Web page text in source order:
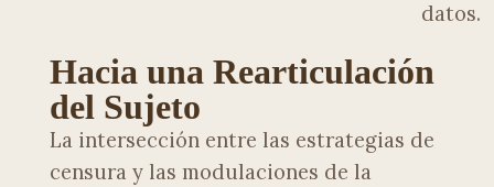
datos.
Hacia una Rearticulación
del Sujeto
La intersección entre las estrategias de
censura y las modulaciones de la